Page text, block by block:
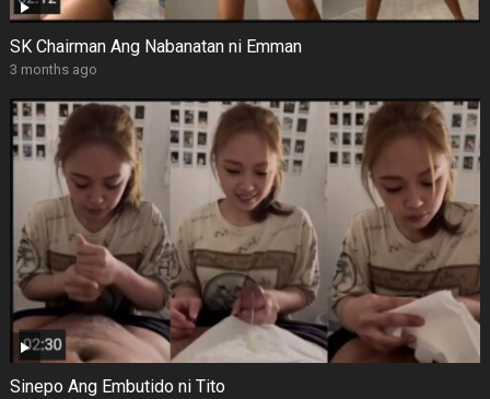
SK Chairman Ang Nabanatan ni Emman
3 months ago
Sinepo Ang Embutido ni Tito